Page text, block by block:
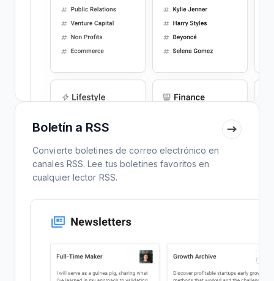
Boletín a RSS
Convierte boletines de correo electrónico en
canales RSS. Lee tus boletines favoritos en
cualquier lector RSS.